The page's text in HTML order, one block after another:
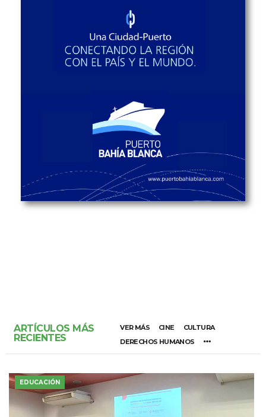
ARTÍCULOS MÁS
RECIENTES
VER MÁS CINE
CULTURA
DERECHOS HUMANOS
EDUCACIÓN